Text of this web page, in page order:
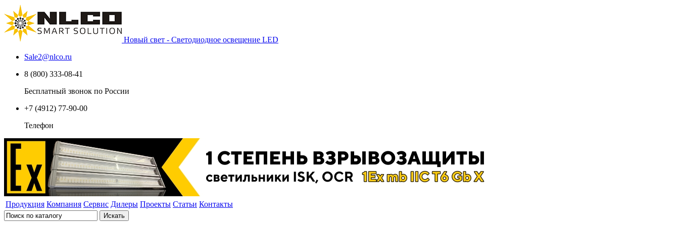
Новый свет - Светодиодное освещение LED
Sale2@nlco.ru
8 (800) 333-08-41
Бесплатный звонок по России
+7 (4912) 77-90-00
Телефон
Продукция Компания Сервис Дилеры Проекты Статьи Контакты